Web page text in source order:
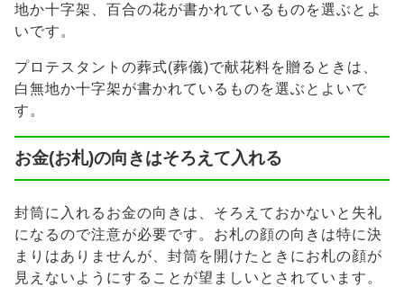
地か十字架、百合の花が書かれているものを選ぶとよ
いです。
プロテスタントの葬式(葬儀)で献花料を贈るときは、
白無地か十字架が書かれているものを選ぶとよいで
す。
お金(お札)の向きはそろえて入れる
封筒に入れるお金の向きは、そろえておかないと失礼
になるので注意が必要です。お札の顔の向きは特に決
まりはありませんが、封筒を開けたときにお札の顔が
見えないようにすることが望ましいとされています。